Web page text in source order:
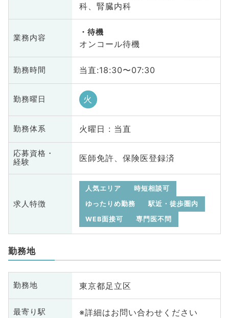
科、腎臓内科
業務内容
待機
オンコール待機
勤務時間 当直:18:30〜07:30
勤務曜日 火
勤務体系 火曜日 : 当直
応募資格・
経験
医師免許、保険医登録済
求人特徴
人気エリア
時短相談可
ゆったりめ勤務
駅近・徒歩圏内
WEB面接可
専門医不問
勤務地
勤務地 東京都足立区
最寄り駅 ※詳細はお問い合わせください